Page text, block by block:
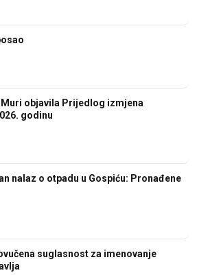
Muri objavila Prijedlog izmjena
godinu
nalaz o otpadu u Gospiću: Pronađene
suglasnost za imenovanje